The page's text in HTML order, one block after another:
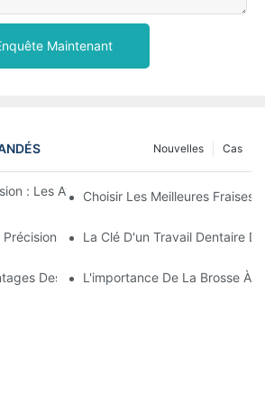
Maintenant
Cas
Nouvelles
: Les Avantages Des Fraises En Zircone
Choisir Les Meilleures Fraises
Et De L'efficacité Avec Les Fraises
La Clé D'un Travail Dentaire
Des Fraises Dentaires En Dentisterie
L'importance De La Brosse À